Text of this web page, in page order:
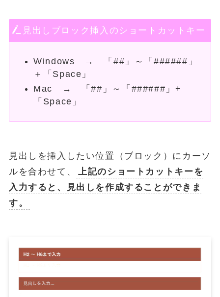
見出しブロック挿入のショートカットキー
Windows → 「##」～「######」
＋「Space」
Mac → 「##」～「######」+
「Space」
見出しを挿入したい位置（ブロック）にカーソ
ルを合わせて、
上記のショートカットキーを
入力すると、見出しを作成することができま
す。